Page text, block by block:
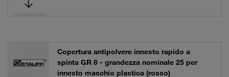
Copertura antipolvere innesto rapido a
spinta GR 8 - grandezza nominale 25 per
innesto maschio plastica (rosso)